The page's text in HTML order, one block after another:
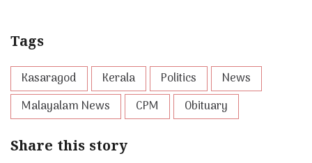
Tags
Kasaragod Kerala Politics
News
Malayalam News
CPM Obituary
Share this story